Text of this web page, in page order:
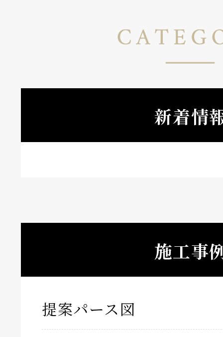
新着情
施工事
提案パース図